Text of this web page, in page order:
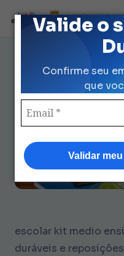
Valide o
Confirme seu
que
Validar
Loja Credenciada
e Kit Escolar da
Guia
Checklist
escolar kit medio
duráveis e